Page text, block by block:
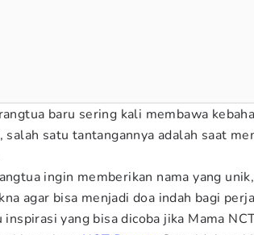
baru sering kali membawa
salah satu tantangannya adalah saat
ingin memberikan nama yang
agar bisa menjadi doa indah bagi
inspirasi yang bisa dicoba jika Mama